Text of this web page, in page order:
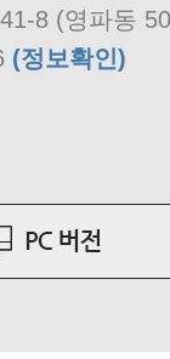
8 (영파동
(정보확인)